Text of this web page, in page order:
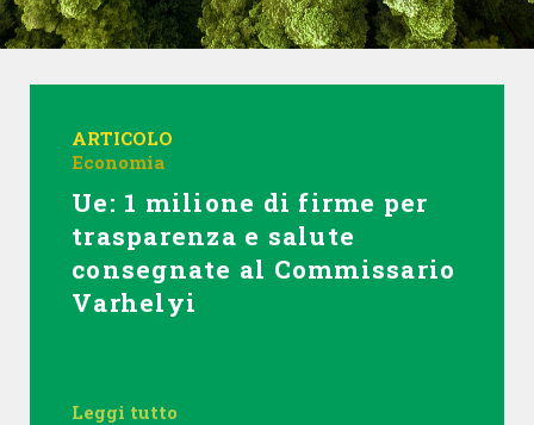
ARTICOLO
Economia
Ue: 1 milione di firme per
trasparenza e salute
consegnate al Commissario
Varhelyi
Leggi tutto